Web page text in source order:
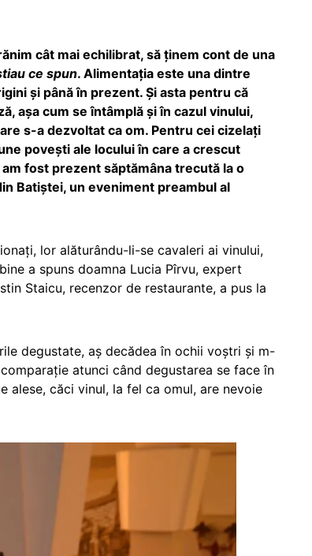
cât mai echilibrat, să ţinem cont de una
ce spun. Alimentaţia este una dintre
și până în prezent. Și asta pentru că
așa cum se întâmplă și în cazul vinului,
s-a dezvoltat ca om. Pentru cei cizelați
povești ale locului în care a crescut
fost prezent săptămâna trecută la o
Batiștei, un eveniment preambul al
lor alăturându-li-se cavaleri ai vinului,
a spuns doamna Lucia Pîrvu, expert
Staicu, recenzor de restaurante, a pus la
degustate, aș decădea în ochii voștri și m-
atunci când degustarea se face în
alese, căci vinul, la fel ca omul, are nevoie